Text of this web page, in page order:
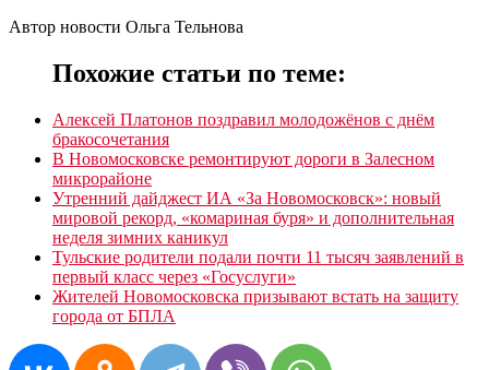
Автор новости Ольга Тельнова
Похожие статьи по теме:
Алексей Платонов поздравил молодожёнов с днём
бракосочетания
В Новомосковске ремонтируют дороги в Залесном
микрорайоне
Утренний дайджест ИА «За Новомосковск»: новый
мировой рекорд, «комариная буря» и дополнительная
неделя зимних каникул
Тульские родители подали почти 11 тысяч заявлений в
первый класс через «Госуслуги»
Жителей Новомосковска призывают встать на защиту
города от БПЛА